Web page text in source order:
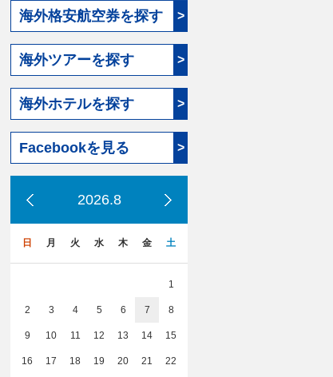
海外格安航空券を探す >
海外ツアーを探す >
海外ホテルを探す >
Facebookを見る >
2026.8
日 月 火 水 木 金 土
1
2 3 4 5 6 7 8
9 10 11 12 13 14 15
16 17 18 19 20 21 22